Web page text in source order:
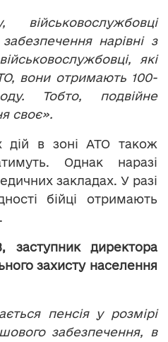
нарівні з
які
вони отримають 100-
Тобто, подвійне
своє».
дій в зоні АТО також
Однак наразі
закладах. У разі
бійці отримають
директора
захисту населення
пенсія у розмірі
забезпечення, в